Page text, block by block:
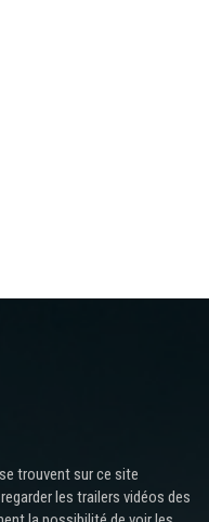
trouvent sur ce site
les trailers vidéos des